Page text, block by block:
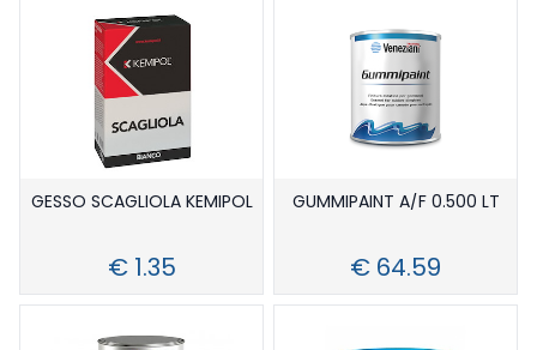
GESSO SCAGLIOLA KEMIPOL
€ 1.35
GUMMIPAINT A/F 0.500 LT
€ 64.59